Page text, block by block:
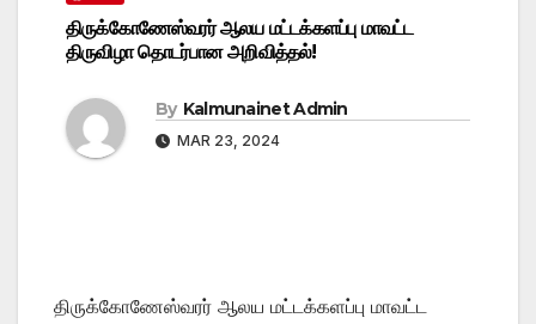
திருக்கோணேஸ்வரர் ஆலய மட்டக்களப்பு மாவட்ட
திருவிழா தொடர்பான அறிவித்தல்!
By Kalmunainet Admin
MAR 23, 2024
திருக்கோணேஸ்வரர் ஆலய மட்டக்களப்பு மாவட்ட